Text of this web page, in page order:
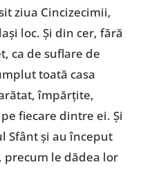
ziua Cincizecimii,
loc. Și din cer, fără
ca de suflare de
toată casa
împărțite,
fiecare dintre ei. Și
Sfânt și au început
precum le dădea lor